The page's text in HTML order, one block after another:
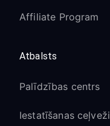
Affiliate Program
Atbalsts
Palīdzības centrs
Iestatīšanas ceļveži